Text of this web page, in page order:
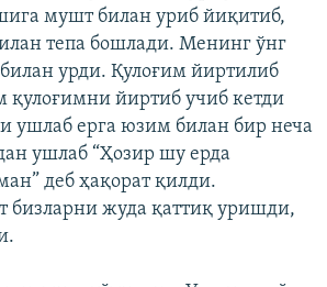
мушт билан уриб йиқитиб,
тепа бошлади. Менинг ўнг
урди. Қулоғим йиртилиб
қулоғимни йиртиб учиб кетди
ушлаб ерга юзим билан бир неча
ушлаб “Ҳозир шу ерда
деб ҳақорат қилди.
бизларни жуда қаттиқ уришди,